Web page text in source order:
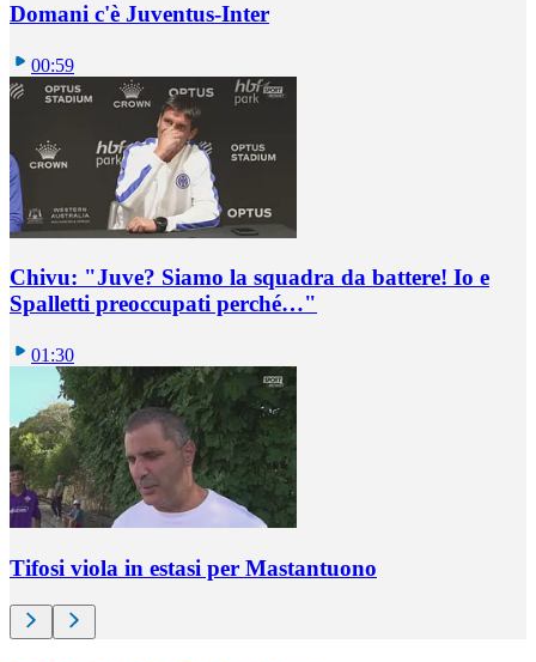
Domani c'è Juventus-Inter
00:59
Chivu: "Juve? Siamo la squadra da battere! Io e
Spalletti preoccupati perché…"
01:30
Tifosi viola in estasi per Mastantuono